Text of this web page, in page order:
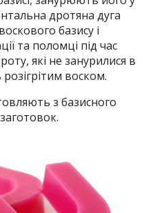
дротяна дуга
базису і
та поломці під час
які не занурилися в
воском.
з базисного